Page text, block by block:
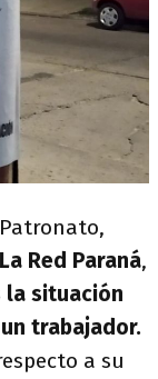
La Red Paraná,
la situación
trabajador.
a su